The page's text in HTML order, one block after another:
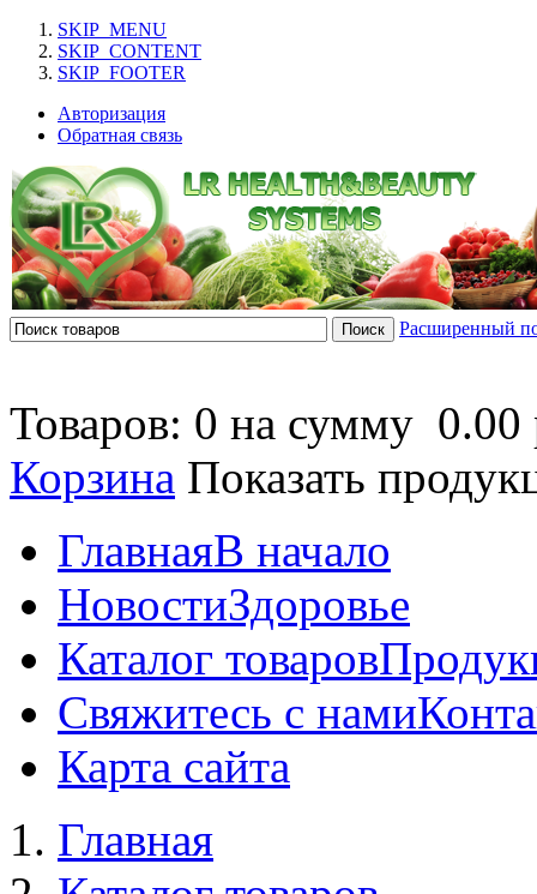
SKIP_MENU
SKIP_CONTENT
SKIP_FOOTER
Авторизация
Обратная связь
Расширенный
Товаров: 0 на сумму 0.00
Корзина Показать
ГлавнаяВ начало
НовостиЗдоровье
Каталог товаров
Свяжитесь с нами
Карта сайта
Главная